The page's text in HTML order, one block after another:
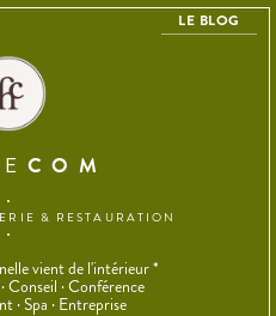
COM
& RESTAURATION
vient de l'intérieur *
Conseil · Conférence
· Spa · Entreprise
LE BLOG